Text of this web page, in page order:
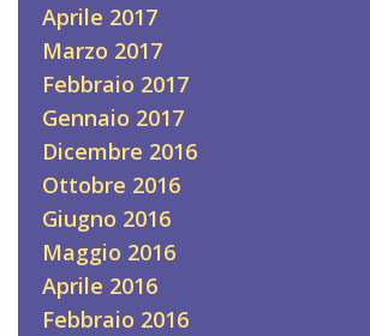
Aprile 2017
Marzo 2017
Febbraio 2017
Gennaio 2017
Dicembre 2016
Ottobre 2016
Giugno 2016
Maggio 2016
Aprile 2016
Febbraio 2016